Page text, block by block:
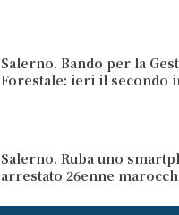
Salerno. Bando per la
Forestale: ieri il secondo
Salerno. Ruba uno
arrestato 26enne